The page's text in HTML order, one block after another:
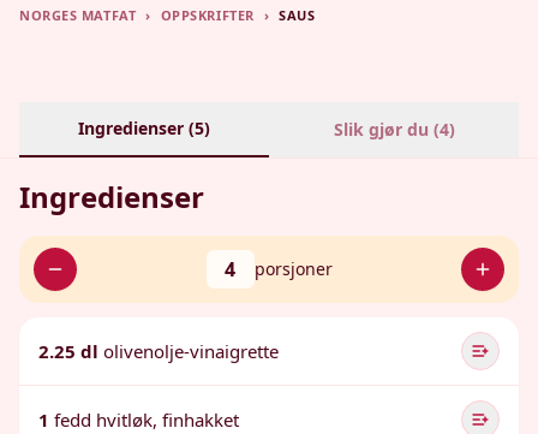
NORGES MATFAT › OPPSKRIFTER › SAUS
Ingredienser (5) Slik gjør du (4)
Ingredienser
4 porsjoner
2.25 dl olivenolje-vinaigrette
1 fedd hvitløk, finhakket